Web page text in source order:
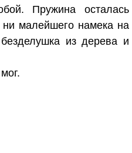
Пружина осталась
малейшего намека на
из дерева и